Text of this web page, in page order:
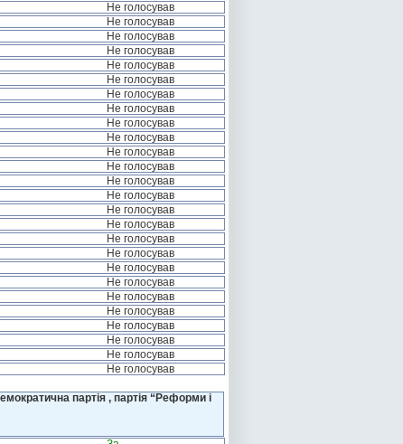
Не голосував
Не голосував
Не голосував
Не голосував
Не голосував
Не голосував
Не голосував
Не голосував
Не голосував
Не голосував
Не голосував
Не голосував
Не голосував
Не голосував
Не голосував
Не голосував
Не голосував
Не голосував
Не голосував
Не голосував
Не голосував
Не голосував
Не голосував
Не голосував
Не голосував
Не голосував
партія , партія “Реформи і